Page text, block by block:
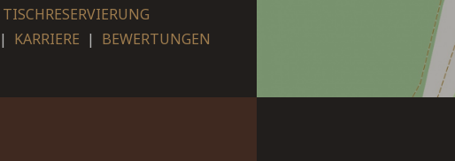
TISCHRESERVIERUNG
| KARRIERE | BEWERTUNGEN